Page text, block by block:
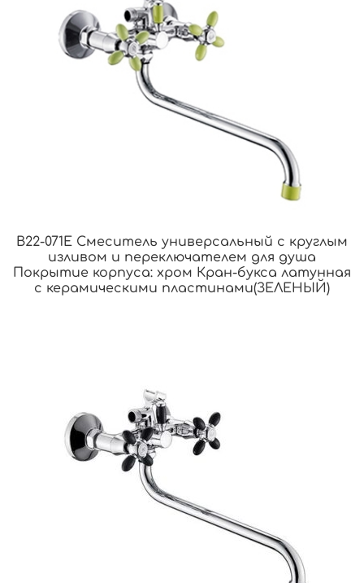
B22-071E Смеситель универсальный с круглым
изливом и переключателем для душа
Покрытие корпуса: хром Кран-букса латунная
с керамическими пластинами(ЗЕЛЕНЫЙ)